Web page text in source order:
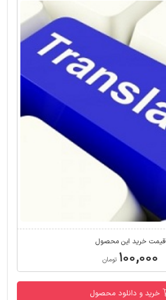
قیمت خرید این محصول
۱۰۰,۰۰۰ تومان
خرید و دانلود محصول